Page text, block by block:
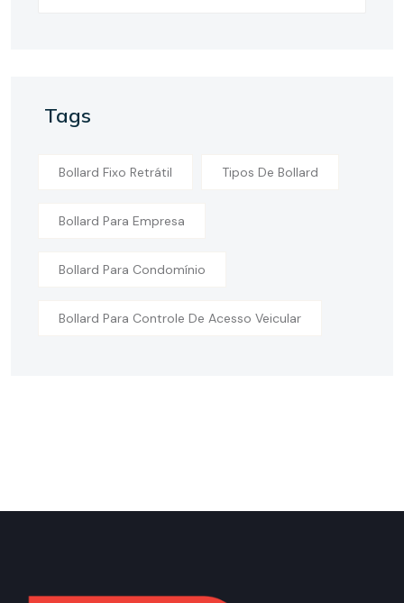
Tags
Bollard Fixo Retrátil Tipos De Bollard
Bollard Para Empresa
Bollard Para Condomínio
Bollard Para Controle De Acesso Veicular